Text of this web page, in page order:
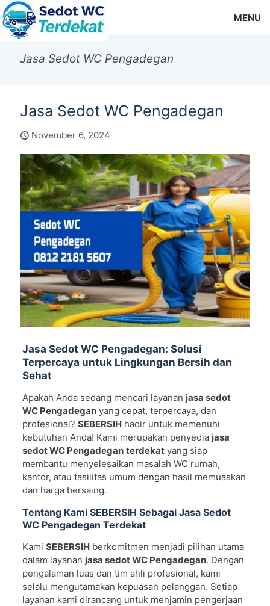
MENU
Jasa Sedot WC Pengadegan
Jasa Sedot WC Pengadegan
November 6, 2024
Jasa Sedot WC Pengadegan: Solusi
Terpercaya untuk Lingkungan Bersih dan
Sehat
Apakah Anda sedang mencari layanan jasa sedot
WC Pengadeganyang cepat, terpercaya, dan
profesional? SEBERSIHhadir untuk memenuhi
kebutuhan Anda! Kami merupakan penyedia jasa
sedot WC Pengadegan terdekatyang siap
membantu menyelesaikan masalah WC rumah,
kantor, atau fasilitas umum dengan hasil memuaskan
dan harga bersaing.
Tentang Kami SEBERSIH Sebagai Jasa Sedot
WC Pengadegan Terdekat
Kami SEBERSIHberkomitmen menjadi pilihan utama
dalam layanan jasa sedot WC Pengadegan. Dengan
pengalaman luas dan tim ahli profesional, kami
selalu mengutamakan kepuasan pelanggan. Setiap
layanan kami dirancang untuk menjamin pengerjaan